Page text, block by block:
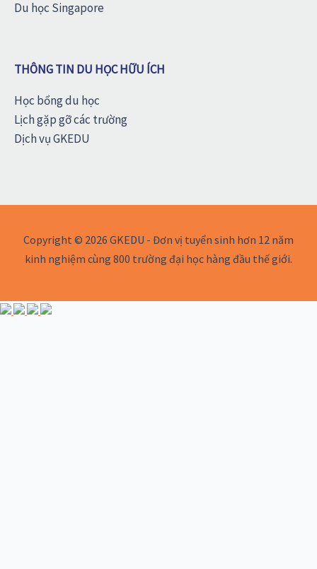
Du học Singapore
THÔNG TIN DU HỌC HỮU ÍCH
Học bổng du học
Lịch gặp gỡ các trường
Dịch vụ GKEDU
Copyright © 2026 GKEDU - Đơn vị tuyển sinh hơn 12 năm
kinh nghiệm cùng 800 trường đại học hàng đầu thế giới.